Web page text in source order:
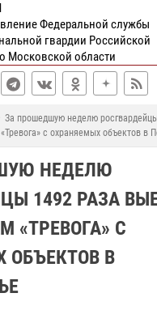
Федеральной службы
гвардии Российской
Московской области
За прошедшую неделю
с охраняемых объектов в
НЕДЕЛЮ
1492 РАЗА
«ТРЕВОГА» С
ОБЪЕКТОВ В